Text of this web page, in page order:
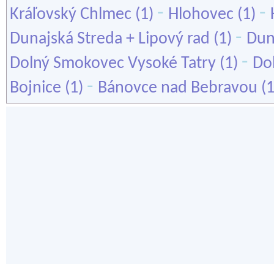
Kráľovský Chlmec (1) - Hlohovec (1) -
Dunajská Streda + Lipový rad (1) -
Dolný Smokovec Vysoké Tatry (1) -
Bojnice (1) - Bánovce nad Bebravou